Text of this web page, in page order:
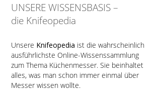
UNSERE WISSENSBASIS –
die Knifeopedia
Unsere Knifeopedia ist die wahrscheinlich
ausführlichste Online-Wissenssammlung
zum Thema Küchenmesser. Sie beinhaltet
alles, was man schon immer einmal über
Messer wissen wollte.